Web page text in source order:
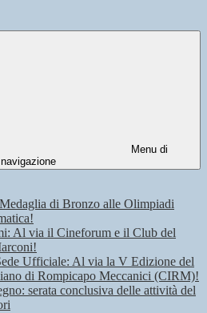
Menu di
navigazione
di Bronzo alle Olimpiadi
Al via il Cineforum e il Club del
Ufficiale: Al via la V Edizione del
di Rompicapo Meccanici (CIRM)!
serata conclusiva delle attività del